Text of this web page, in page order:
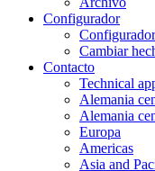
Configurador
Cambiar
Contacto
Technical
Alemania
Alemania
Europa
Americas
Asia and